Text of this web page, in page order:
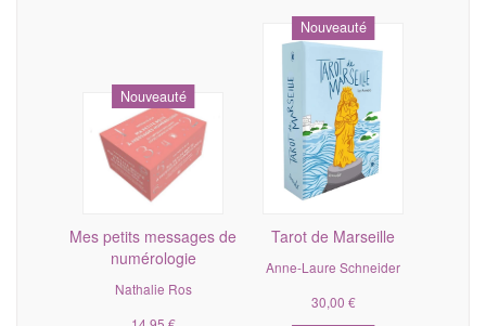
Nouveauté
Mes petits messages de
numérologie
Nathalie Ros
Nouveauté
Tarot de Marseille
Anne-Laure Schneider
30,00 €